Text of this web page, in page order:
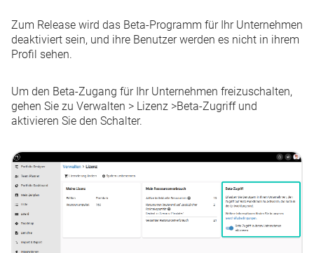
Zum Release wird das Beta-Programm für Ihr Unternehmen
deaktiviert sein, und ihre Benutzer werden es nicht in ihrem
Profil sehen.
Um den Beta-Zugang für Ihr Unternehmen freizuschalten,
gehen Sie zu Verwalten > Lizenz >Beta-Zugriffund
aktivieren Sie den Schalter.